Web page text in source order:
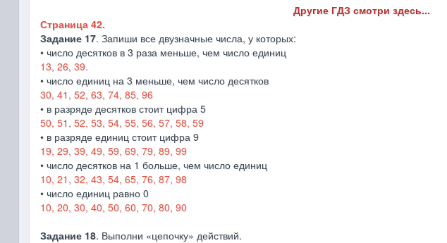
Другие ГДЗ смотри здесь...
Страница 42.
Задание 17. Запиши все двузначные числа, у которых:
• число десятков в 3 раза меньше, чем число единиц
13, 26, 39.
• число единиц на 3 меньше, чем число десятков
30, 41, 52, 63, 74, 85, 96
• в разряде десятков стоит цифра 5
50, 51, 52, 53, 54, 55, 56, 57, 58, 59
• в разряде единиц стоит цифра 9
19, 29, 39, 49, 59, 69, 79, 89, 99
• число десятков на 1 больше, чем число единиц
10, 21, 32, 43, 54, 65, 76, 87, 98
• число единиц равно 0
10, 20, 30, 40, 50, 60, 70, 80, 90
Задание 18. Выполни «цепочку» действий.